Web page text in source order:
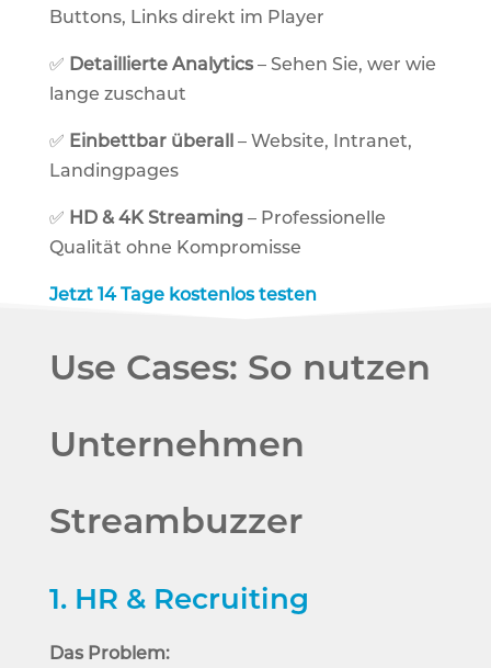
Buttons, Links direkt im Player
✅ Detaillierte Analytics– Sehen Sie, wer wie
lange zuschaut
✅ Einbettbar überall
– Website, Intranet,
Landingpages
✅ HD & 4K Streaming– Professionelle
Qualität ohne Kompromisse
Jetzt 14 Tage kostenlos testen
Use Cases: So nutzen
Unternehmen
Streambuzzer
1. HR & Recruiting
Das Problem: